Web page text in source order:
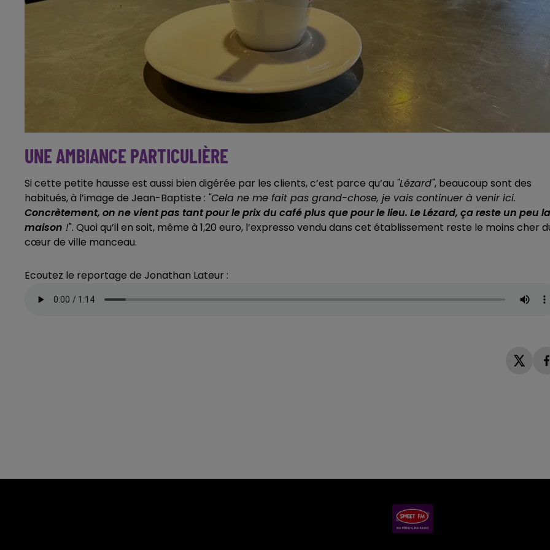
UNE AMBIANCE PARTICULIÈRE
Si cette petite hausse est aussi bien digérée par les clients, c’est parce qu’au "Lézard", beaucoup sont des
habitués, à l’image de Jean-Baptiste : "Cela ne me fait pas grand-chose, je vais continuer à venir ici.
Concrètement, on ne vient pas tant pour le prix du café plus que pour le lieu. Le Lézard, ça reste un peu la
maison !". Quoi qu’il en soit, même à 1,20 euro, l’expresso vendu dans cet établissement reste le moins cher
cœur de ville manceau.
Ecoutez le reportage de Jonathan Lateur :